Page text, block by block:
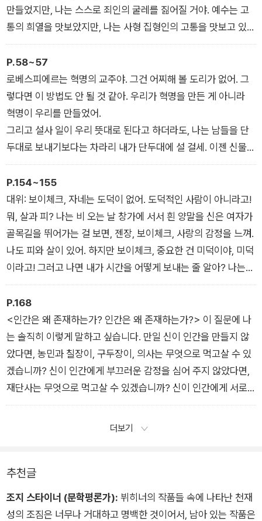
는다면 자네가 상관할 게 뭔가? 그 사람들이 거리낌 없이 거리를
활보하고 다니는 게 그 사람들을 무덤에 처넣을 권리라도 된단 말
인가? 자네가 무슨 하늘의 헌병인가? 자애로운 하느님처럼 그런
꼴을 가만히 지켜보고 있을 수 없다면 그냥 눈을 가리고 있는 게
낫네.
로베스피에르: 자네는 미덕을 부정하는 건가?
당통: 악덕도 부정하지. 세상엔 향락주의자들만 있네. 그것도 투
박한 향락주의와 세련된 향락주의가 있을 뿐이지.
- 「당통의 죽음」
만들었지만, 나는 스스로 죄인의 굴레를 짊어질 거야. 예수는 고
통의 희열을 맛보았지만, 나는 사형 집형인의 고통을 맛보고 있
어.
우리 둘 중에서 자기 자신을 더 많이 부정한 사람은 누구인가, 예
수인가 나인가?
하지만 어쩐지 이 생각 속에는 어리석은 뭔가가 담겨 있는 것 같
아.
- 「당통의 죽음」
P.58~57
로베스피에르는 혁명의 교주야. 그건 어찌해 볼 도리가 없어. 그
렇다면 이 방법도 안 될 것 같아. 우리가 혁명을 만든 게 아니라
혁명이 우리를 만들었어.
그리고 설사 일이 우리 뜻대로 된다고 하더라도, 나는 남들을 단
두대로 보내기보다는 차라리 내가 단두대에 설 걸세. 이젠 신물이
나. 대체 우리 인간은 왜 그렇게 서로 싸워야하는 거지? 이젠 나
란히 앉아서 쉴 때도 되지 않았나? 우리는 만들어질 때부터 뭔가
가 잘못됐어. 우리에게 뭔가가 빠져 있는 것 같다고. 그게 정확히
뭔지는 모르겠지만, 그걸 찾겠다고 우리끼리 서로의 내장을 파헤
치고, 서로의 육신을 갈기갈기 찢어서야 되겠나? 그만두게, 우린
불쌍한 연금술사야.
- 「당통의 죽음」
P.154~155
대위: 보이체크, 자네는 도덕이 없어. 도덕적인 사람이 아니라고!
뭐, 살과 피? 나는 비 오는 날 창가에 서서 흰 양말을 신은 여자가
골목길을 뛰어가는 걸 보면, 젠장, 보이체크, 사랑의 감정을 느껴.
나도 피와 살이 있어. 하지만 보이체크, 중요한 건 미덕이야, 미덕
이라고! 그러고 나면 내가 시간을 어떻게 보내는 줄 알아? 나는
항상 나 자신에게 말해. 너는 도덕적인 인간이다, (흥분해서) 너
는 선한 인간이다, 선한 인간이다, 하고 말이야.
보이체크: 예, 대위님, 미덕! 명심하겠습니다. 저에겐 아직 그게
없습니다. 아시다시피 저희처럼 미천한 것들에게는 미덕이 있을
턱이 없죠. 그래서 저희는 본능대로 살아갈 뿐입니다. 물론 저도
신사라면, 그러니까 모자를 쓰고 시계를 차고 예복을 차려입으면
고상하게 말할 수 있고, 도덕적으로 행동하려고 할 겁니다. 미덕
이라는 건 참 좋은 게 분명합니다, 대위님. 하지만 저는 가난하고
P.168
<인간은 왜 존재하는가? 인간은 왜 존재하는가?> 이 질문에 나
는 솔직히 이렇게 말하고 싶습니다. 만일 신이 인간을 만들지 않
았다면, 농민과 칠장이, 구두장이, 의사는 무엇으로 먹고살 수 있
겠습니까? 신이 인간에게 부끄러운 감정을 심어 주지 않았다면,
재단사는 무엇으로 먹고살 수 있겠습니까? 신이 인간에게 서로
를 때려죽일 욕구를 장착하지 않았다면, 군인은 무엇으로 먹고살
수 있겠습니까? 그러니 의심하지 맙시다. 우리가 존재하는 이유
더보기
추천글
조지 스타이너 (문학평론가): 뷔히너의 작품들 속에 나타난 천재
성의 조짐은 너무나 거대하고 명백한 것이어서, 남아 있는 작품은